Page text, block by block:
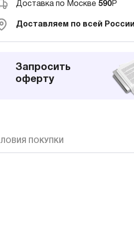
Доставка по Москве 590Р
Доставляем по всей России
Запросить
оферту
ПОКУПКИ